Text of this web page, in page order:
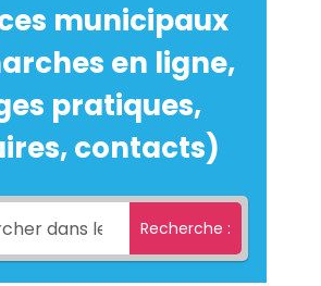
municipaux
en ligne,
pratiques,
contacts)
Recherche :